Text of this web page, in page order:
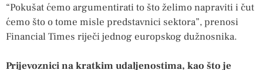
“Pokušat ćemo argumentirati to što želimo napraviti i čut
ćemo što o tome misle predstavnici sektora”, prenosi
Financial Times riječi jednog europskog dužnosnika.
Prijevoznici na kratkim udaljenostima, kao što je